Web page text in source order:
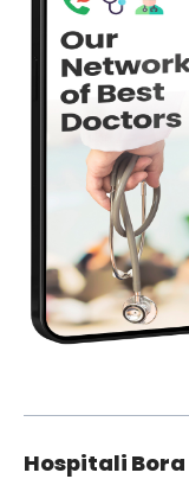
Hospitali Bora